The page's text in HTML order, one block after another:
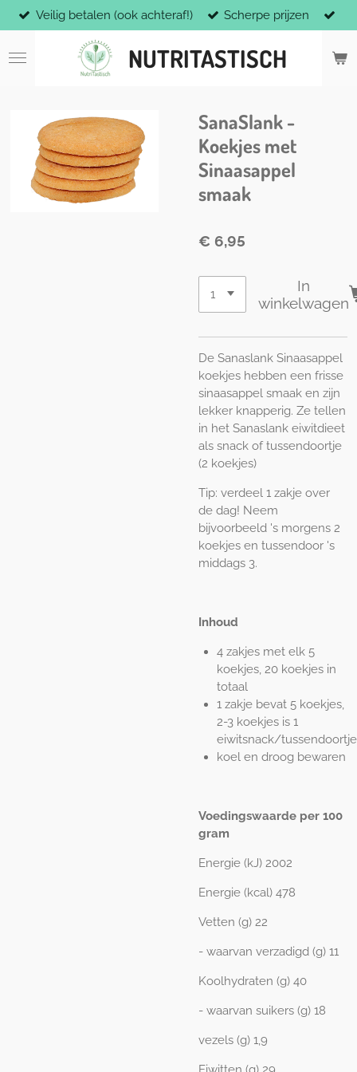
Ga
direct
naar
NUTRITASTISCH
Veilig betalen (ook achteraf!) Scherpe prijzen
SanaSlank -
Koekjes met
Sinaasappel
smaak
€ 6,95
In
winkelwagen
De Sanaslank Sinaasappel
koekjes hebben een frisse
sinaasappel smaak en zijn
lekker knapperig. Ze tellen
in het Sanaslank eiwitdieet
als snack of tussendoortje
(2 koekjes)
Tip: verdeel 1 zakje over
de dag! Neem
bijvoorbeeld 's morgens 2
koekjes en tussendoor 's
middags 3.
Inhoud
4 zakjes met elk 5
koekjes, 20 koekjes in
totaal
1 zakje bevat 5 koekjes,
2-3 koekjes is 1
eiwitsnack/tussendoortje
koel en droog bewaren
Voedingswaarde per 100
gram
Energie (kJ) 2002
Energie (kcal) 478
Vetten (g) 22
- waarvan verzadigd (g) 11
Koolhydraten (g) 40
- waarvan suikers (g) 18
vezels (g) 1,9